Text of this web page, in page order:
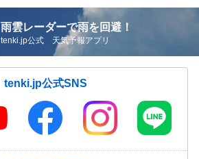
雨雲レーダーで雨を回避！
tenki.jp公式 天気予報アプリ
tenki.jp公式SNS